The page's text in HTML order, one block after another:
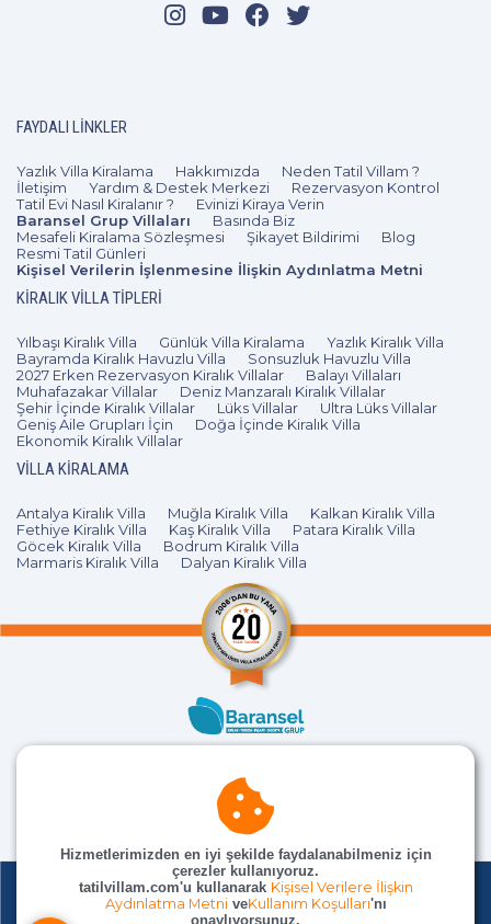
FAYDALI LINKLER
Yazlık Villa Kiralama Hakkımızda
Neden Tatil Villam ?
İletişim
Yardım & Destek Merkezi
Rezervasyon Kontrol
Tatil Evi Nasıl Kiralanır ?
Evinizi Kiraya Verin
Baransel Grup Villaları
Basında Biz
Mesafeli Kiralama Sözleşmesi
Şikayet Bildirimi
Blog
Resmi Tatil Günleri
Kişisel Verilerin İşlenmesine İlişkin Aydınlatma Metni
KIRALIK VILLA TIPLERI
Yılbaşı Kiralık Villa Günlük Villa Kiralama
Yazlık Kiralık Villa
Bayramda Kiralık Havuzlu Villa
Sonsuzluk Havuzlu Villa
2027 Erken Rezervasyon Kiralık Villalar
Balayı Villaları
Muhafazakar Villalar
Deniz Manzaralı Kiralık Villalar
Şehir İçinde Kiralık Villalar
Lüks Villalar
Ultra Lüks Villalar
Geniş Aile Grupları İçin
Doğa İçinde Kiralık Villa
Ekonomik Kiralık Villalar
VILLA KIRALAMA
Antalya Kiralık Villa Muğla Kiralık Villa
Kalkan Kiralık Villa
Fethiye Kiralık Villa
Kaş Kiralık Villa
Patara Kiralık Villa
Göcek Kiralık Villa
Bodrum Kiralık Villa
Marmaris Kiralık Villa
Dalyan Kiralık Villa
Hizmetlerimizden en iyi şekilde faydalanabilmeniz için
çerezler kullanıyoruz.
tatilvillam.com'u kullanarak Kişisel Verilere İlişkin
Aydınlatma MetniveKullanım Koşulları'nı
onaylıyorsunuz.